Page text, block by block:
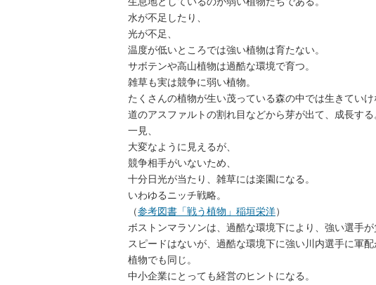
水が不足したり、
光が不足、
温度が低いところでは強い植物は育たない。
サボテンや高山植物は過酷な環境で育つ。
雑草も実は競争に弱い植物。
たくさんの植物が生い茂っている森の中では生きていけ
道のアスファルトの割れ目などから芽が出て、成長する
一見、
大変なように見えるが、
競争相手がいないため、
十分日光が当たり、雑草には楽園になる。
いわゆるニッチ戦略。
（参考図書「戦う植物」稲垣栄洋）
ボストンマラソンは、過酷な環境下により、強い選手が
スピードはないが、過酷な環境下に強い川内選手に軍配
植物でも同じ。
中小企業にとっても経営のヒントになる。